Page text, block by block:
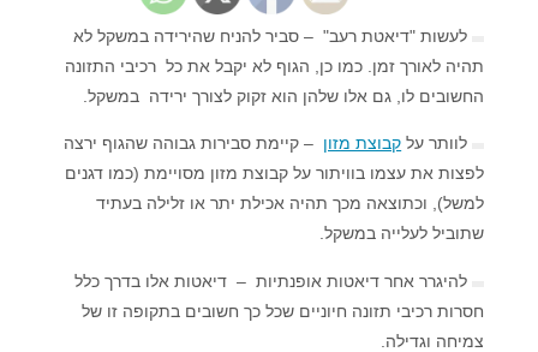
לעשות "דיאטת רעב" – סביר להניח שהירידה במשקל לא
תהיה לאורך זמן. כמו כן, הגוף לא יקבל את כל רכיבי התזונה
החשובים לו, גם אלו שלהן הוא זקוק לצורך ירידה במשקל.
לוותר על קבוצת מזון – קיימת סבירות גבוהה שהגוף ירצה
לפצות את עצמו בוויתור על קבוצת מזון מסויימת (כמו דגנים
למשל), וכתוצאה מכך תהיה אכילת יתר או זלילה בעתיד
שתוביל לעלייה במשקל.
להיגרר אחר דיאטות אופנתיות – דיאטות אלו בדרך כלל
חסרות רכיבי תזונה חיוניים שכל כך חשובים בתקופה זו של
צמיחה וגדילה.